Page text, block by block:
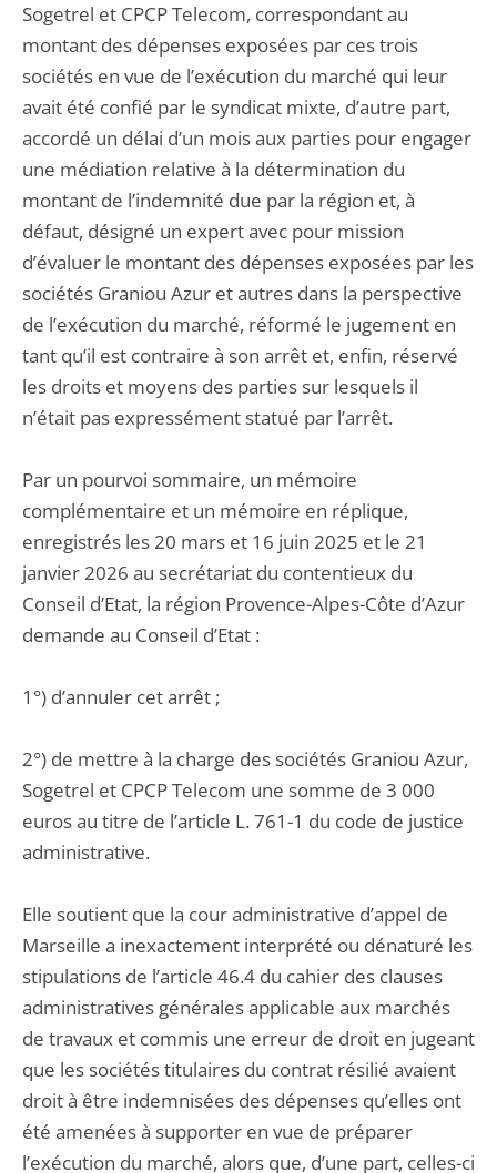
Sogetrel et CPCP Telecom, correspondant au
montant des dépenses exposées par ces trois
sociétés en vue de l’exécution du marché qui leur
avait été confié par le syndicat mixte, d’autre part,
accordé un délai d’un mois aux parties pour engager
une médiation relative à la détermination du
montant de l’indemnité due par la région et, à
défaut, désigné un expert avec pour mission
d’évaluer le montant des dépenses exposées par les
sociétés Graniou Azur et autres dans la perspective
de l’exécution du marché, réformé le jugement en
tant qu’il est contraire à son arrêt et, enfin, réservé
les droits et moyens des parties sur lesquels il
n’était pas expressément statué par l’arrêt.
Par un pourvoi sommaire, un mémoire
complémentaire et un mémoire en réplique,
enregistrés les 20 mars et 16 juin 2025 et le 21
janvier 2026 au secrétariat du contentieux du
Conseil d’Etat, la région Provence-Alpes-Côte d’Azur
demande au Conseil d’Etat :
1°) d’annuler cet arrêt ;
2°) de mettre à la charge des sociétés Graniou Azur,
Sogetrel et CPCP Telecom une somme de 3 000
euros au titre de l’article L. 761-1 du code de justice
administrative.
Elle soutient que la cour administrative d’appel de
Marseille a inexactement interprété ou dénaturé les
stipulations de l’article 46.4 du cahier des clauses
administratives générales applicable aux marchés
de travaux et commis une erreur de droit en jugeant
que les sociétés titulaires du contrat résilié avaient
droit à être indemnisées des dépenses qu’elles ont
été amenées à supporter en vue de préparer
l’exécution du marché, alors que, d’une part, celles-ci